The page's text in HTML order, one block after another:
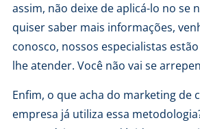
assim, não deixe de aplicá-lo no se
quiser saber mais informações,
conosco, nossos especialistas
lhe atender. Você não vai se
Enfim, o que acha do marketing de
empresa já utiliza essa